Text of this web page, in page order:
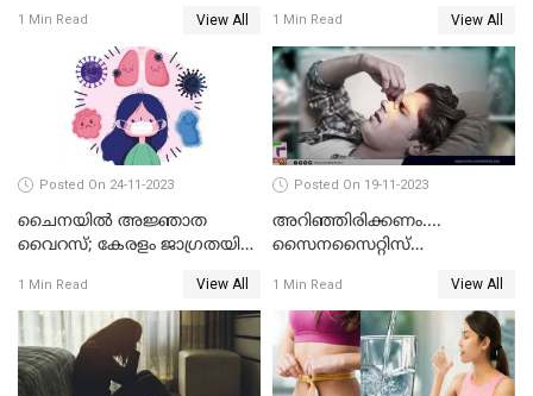
1 Min Read View All
FRUIT
1 Min Read View All
Posted On 24-11-2023
ചൈനയില്‍ അജ്ഞാത
വൈറസ്; കേരളം ജാഗ്രതയിൽ
ജോര്‍ജ്
1 Min Read View All
Posted On 19-11-2023
അറിഞ്ഞിരിക്കണം....
സൈനസൈറ്റിസ്
എന്തൊക്കെ?
1 Min Read View All